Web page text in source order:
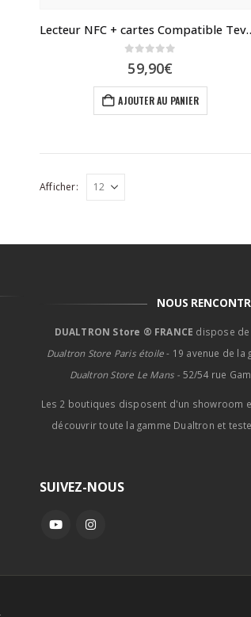
Lecteur NFC +
59,90€
AJOUTER AU PANIER
Afficher:
NOUS
DUALTRON Store ® FRANCE dispose
Dualtron Store Paris étoile- 19 avenue de la
Dualtron Store Le Mans - 52/54 rue
Les 2 boutiques disposent d'un showroom
découvrir toute la gamme Dualtron et
SUIVEZ-NOUS